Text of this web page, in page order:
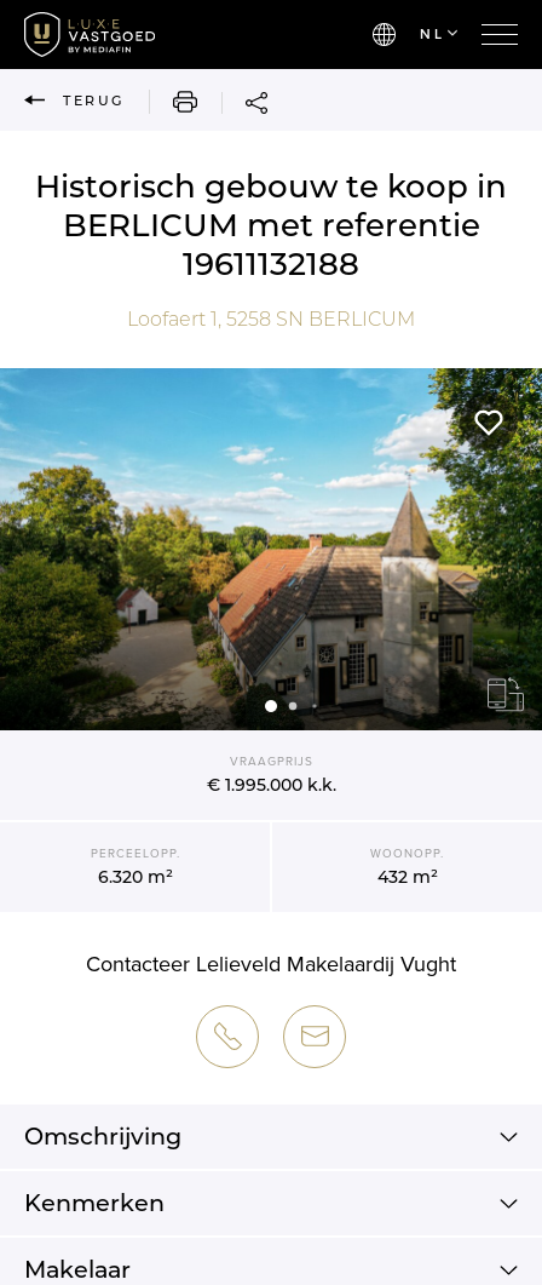
NL
TERUG AFDRUKKEN
Historisch gebouw te koop in
BERLICUM met referentie
19611132188
Loofaert 1, 5258 SN BERLICUM
VRAAGPRIJS
€ 1.995.000k.k.
PERCEELOPP.
6.320 m²
WOONOPP.
432 m²
Contacteer Lelieveld Makelaardij Vught
Omschrijving
Kenmerken
Makelaar